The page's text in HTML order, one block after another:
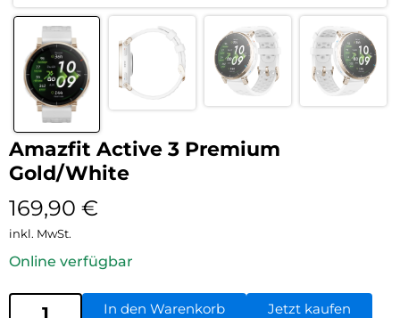
Amazfit Active 3 Premium
Gold/White
169,90 €
inkl. MwSt.
Online verfügbar
In den Warenkorb Jetzt kaufen